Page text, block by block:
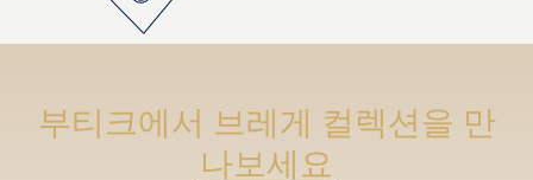
부티크에서 브레게 컬렉션을 만
나보세요